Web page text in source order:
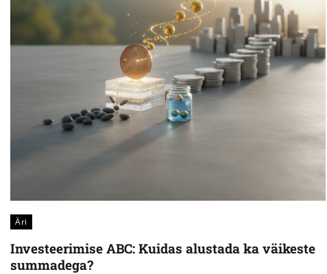
Äri
Investeerimise ABC: Kuidas alustada ka väikeste
summadega?